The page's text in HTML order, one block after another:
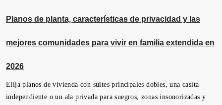
Planos de planta, características de privacidad y las
mejores comunidades para vivir en familia extendida en
2026
Elija planos de vivienda con suites principales dobles, una casita
independiente o un ala privada para suegros, zonas insonorizadas y